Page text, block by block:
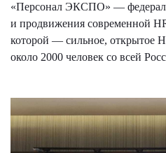
«Персонал ЭКСПО» —
и продвижения современной
которой — сильное, открытое
около 2000 человек со всей